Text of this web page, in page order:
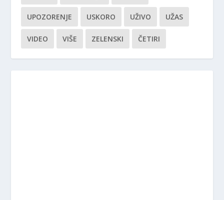
UPOZORENJE USKORO UŽIVO UŽAS
VIDEO VIŠE ZELENSKI ČETIRI